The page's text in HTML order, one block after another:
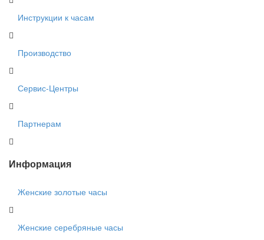
Инструкции к часам
Производство
Сервис-Центры
Партнерам
Информация
Женские золотые часы
Женские серебряные часы